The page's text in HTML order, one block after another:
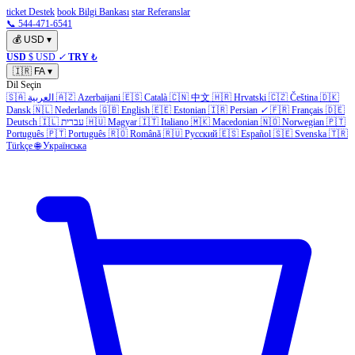
ticket Destek book Bilgi Bankası star Referanslar
📞 544-471-6541
💰 USD ▾
USD $ USD ✓ TRY ₺
🇮🇷 FA ▾
Dil Seçin
🇸🇦 العربية 🇦🇿 Azerbaijani 🇪🇸 Català 🇨🇳 中文 🇭🇷 Hrvatski 🇨🇿 Čeština 🇩🇰
Dansk 🇳🇱 Nederlands 🇬🇧 English 🇪🇪 Estonian 🇮🇷 Persian ✓ 🇫🇷 Français 🇩🇪
Deutsch 🇮🇱 עברית 🇭🇺 Magyar 🇮🇹 Italiano 🇲🇰 Macedonian 🇳🇴 Norwegian 🇵🇹
Português 🇵🇹 Português 🇷🇴 Română 🇷🇺 Русский 🇪🇸 Español 🇸🇪 Svenska 🇹🇷
Türkçe 🌐 Українська